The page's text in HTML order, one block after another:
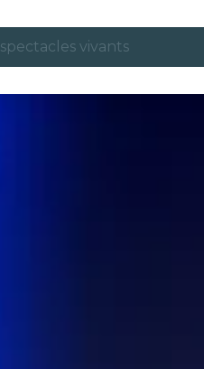
spectacles vivants